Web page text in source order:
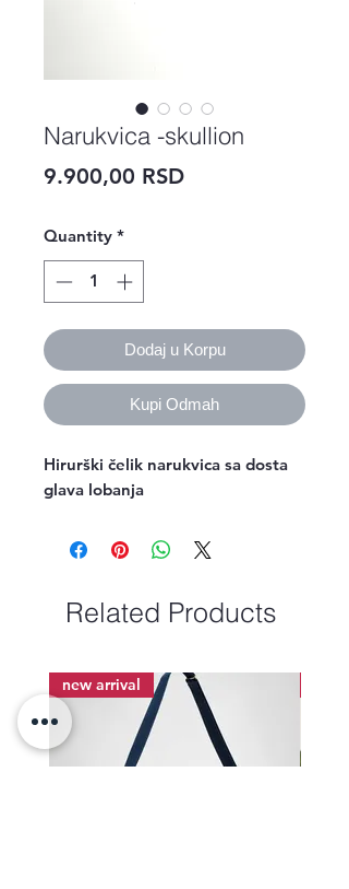
Narukvica -skullion
9.900,00 RSDPrice
Quantity *
Dodaj u Korpu
Kupi Odmah
Hirurški čelik narukvica sa dosta
glava lobanja
Related Products
new arrival